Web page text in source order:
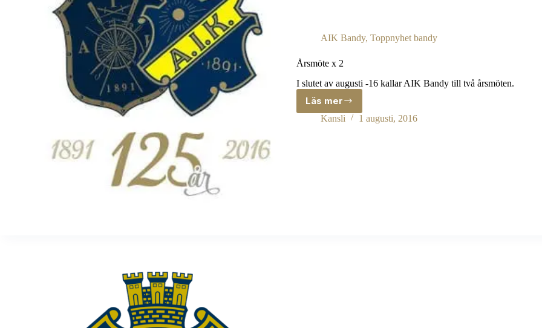
AIK Bandy, Toppnyhet bandy
Årsmöte x 2
I slutet av augusti -16 kallar AIK Bandy till två årsmöten.
Läs merÅrsmöte
x
Kansli 1 augusti, 2016